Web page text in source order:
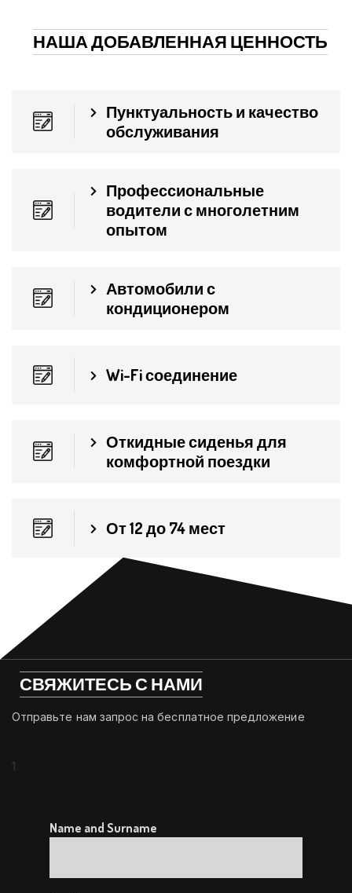
НАША ДОБАВЛЕННАЯ ЦЕННОСТЬ
Пунктуальность и качество
обслуживания
Профессиональные
водители с многолетним
опытом
Автомобили с
кондиционером
Wi-Fi соединение
Откидные сиденья для
комфортной поездки
От 12 до 74 мест
СВЯЖИТЕСЬ С НАМИ
Отправьте нам запрос на бесплатное предложение
1
Name and Surname